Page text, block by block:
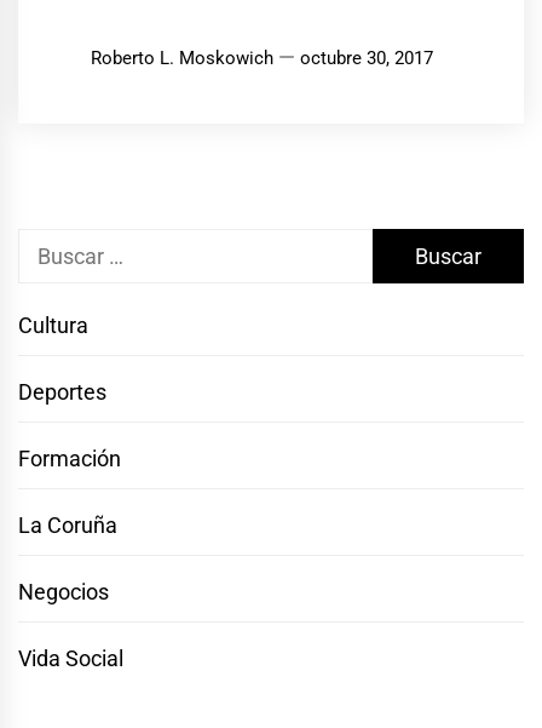
Roberto L. Moskowich octubre 30, 2017
Buscar:
Cultura
Deportes
Formación
La Coruña
Negocios
Vida Social